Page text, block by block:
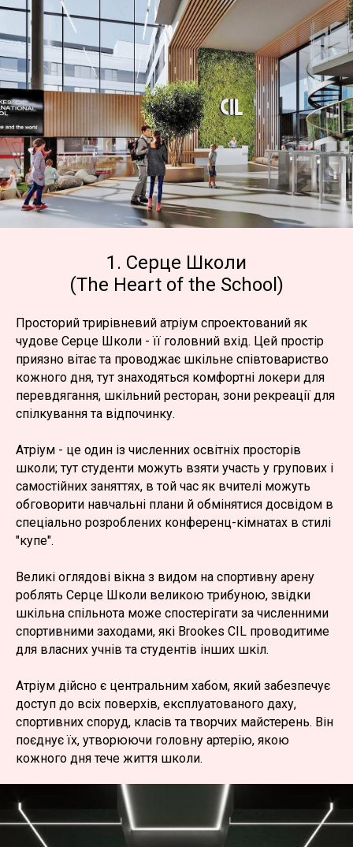
1. Серце Школи
(The Heart of the School)
Просторий трирівневий атріум спроектований як
чудове Серце Школи - її головний вхід. Цей простір
приязно вітає та проводжає шкільне співтовариство
кожного дня, тут знаходяться комфортні локери для
перевдягання, шкільний ресторан, зони рекреації для
спілкування та відпочинку.
Атріум - це один із численних освітніх просторів
школи; тут студенти можуть взяти участь у групових і
самостійних заняттях, в той час як вчителі можуть
обговорити навчальні плани й обмінятися досвідом в
спеціально розроблених конференц-кімнатах в стилі
"купе".
Великі оглядові вікна з видом на спортивну арену
роблять Серце Школи великою трибуною, звідки
шкільна спільнота може спостерігати за численними
спортивними заходами, які Brookes CIL проводитиме
для власних учнів та студентів інших шкіл.
Атріум дійсно є центральним хабом, який забезпечує
доступ до всіх поверхів, експлуатованого даху,
спортивних споруд, класів та творчих майстерень. Він
поєднує їх, утворюючи головну артерію, якою
кожного дня тече життя школи.